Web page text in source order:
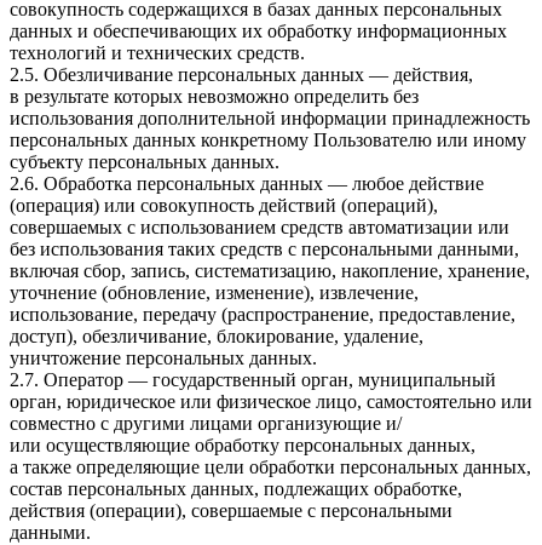
совокупность содержащихся в базах данных персональных
данных и обеспечивающих их обработку информационных
технологий и технических средств.
2.5. Обезличивание персональных данных — действия,
в результате которых невозможно определить без
использования дополнительной информации принадлежность
персональных данных конкретному Пользователю или иному
субъекту персональных данных.
2.6. Обработка персональных данных — любое действие
(операция) или совокупность действий (операций),
совершаемых с использованием средств автоматизации или
без использования таких средств с персональными данными,
включая сбор, запись, систематизацию, накопление, хранение,
уточнение (обновление, изменение), извлечение,
использование, передачу (распространение, предоставление,
доступ), обезличивание, блокирование, удаление,
уничтожение персональных данных.
2.7. Оператор — государственный орган, муниципальный
орган, юридическое или физическое лицо, самостоятельно или
совместно с другими лицами организующие и/
или осуществляющие обработку персональных данных,
а также определяющие цели обработки персональных данных,
состав персональных данных, подлежащих обработке,
действия (операции), совершаемые с персональными
данными.